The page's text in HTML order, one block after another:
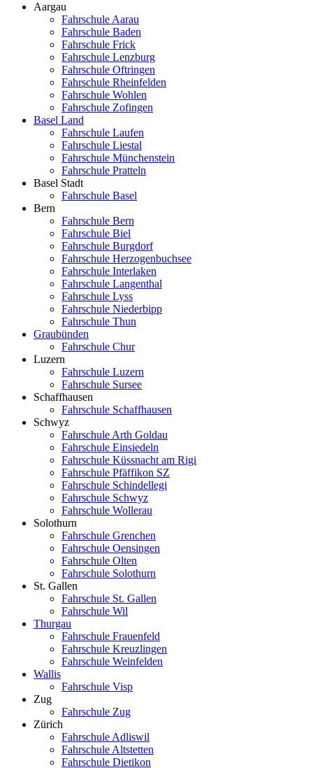
Aargau
Fahrschule Aarau
Fahrschule Baden
Fahrschule Frick
Fahrschule Lenzburg
Fahrschule Oftringen
Fahrschule Rheinfelden
Fahrschule Wohlen
Fahrschule Zofingen
Basel Land
Fahrschule Laufen
Fahrschule Liestal
Fahrschule Münchenstein
Fahrschule Pratteln
Basel Stadt
Fahrschule Basel
Bern
Fahrschule Bern
Fahrschule Biel
Fahrschule Burgdorf
Fahrschule Herzogenbuchsee
Fahrschule Interlaken
Fahrschule Langenthal
Fahrschule Lyss
Fahrschule Niederbipp
Fahrschule Thun
Graubünden
Fahrschule Chur
Luzern
Fahrschule Luzern
Fahrschule Sursee
Schaffhausen
Fahrschule Schaffhausen
Schwyz
Fahrschule Arth Goldau
Fahrschule Einsiedeln
Fahrschule Küssnacht am Rigi
Fahrschule Pfäffikon SZ
Fahrschule Schindellegi
Fahrschule Schwyz
Fahrschule Wollerau
Solothurn
Fahrschule Grenchen
Fahrschule Oensingen
Fahrschule Olten
Fahrschule Solothurn
St. Gallen
Fahrschule St. Gallen
Fahrschule Wil
Thurgau
Fahrschule Frauenfeld
Fahrschule Kreuzlingen
Fahrschule Weinfelden
Wallis
Fahrschule Visp
Zug
Fahrschule Zug
Zürich
Fahrschule Adliswil
Fahrschule Altstetten
Fahrschule Dietikon